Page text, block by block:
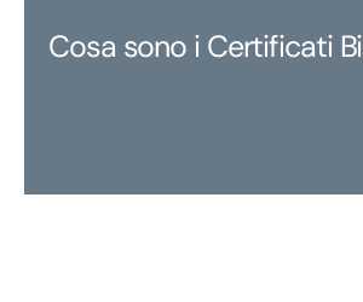
Cosa sono i Certificati